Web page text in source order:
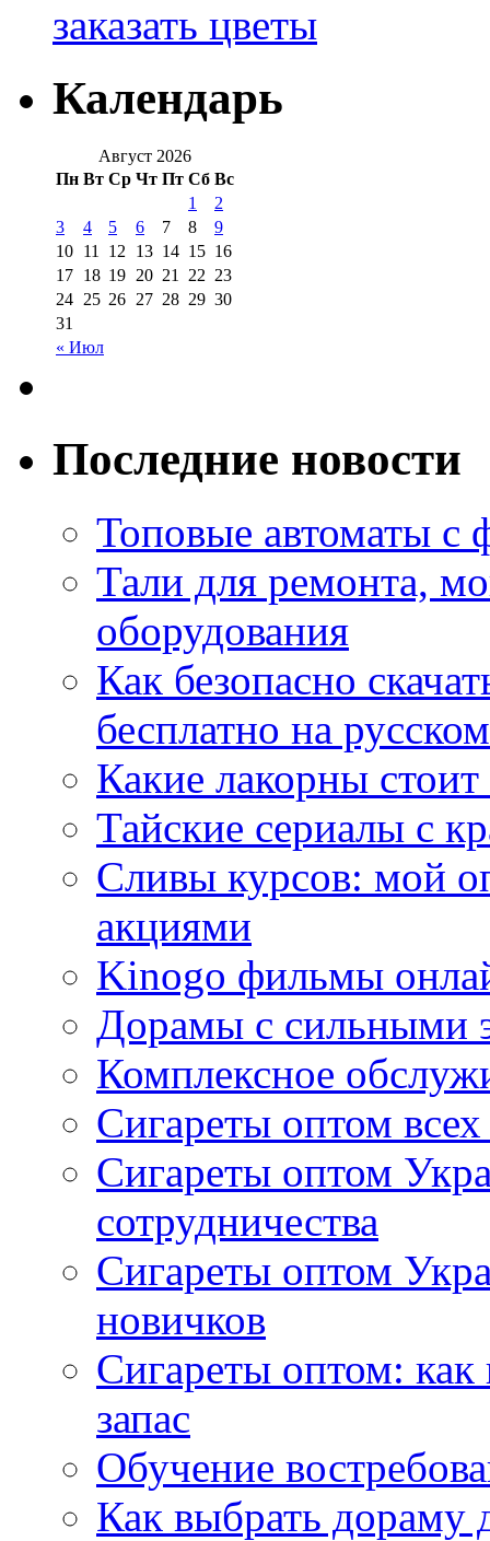
заказать цветы
Календарь
Август 2026
Пн Вт Ср Чт Пт Сб Вс
« Июл
1
2
3
4 5 6 7 8
9
10 11 12 13 14 15 16
17 18 19 20 21 22 23
24 25 26 27 28 29 30
31
Последние новости
Топовые автоматы с
Тали для ремонта,
оборудования
Как безопасно
бесплатно на
Какие лакорны
Тайские сериалы с
Сливы курсов: мой
акциями
Kinogo фильмы
Дорамы с сильными
Комплексное
Сигареты оптом
Сигареты оптом
сотрудничества
Сигареты оптом
новичков
Сигареты оптом:
запас
Обучение
Как выбрать дораму